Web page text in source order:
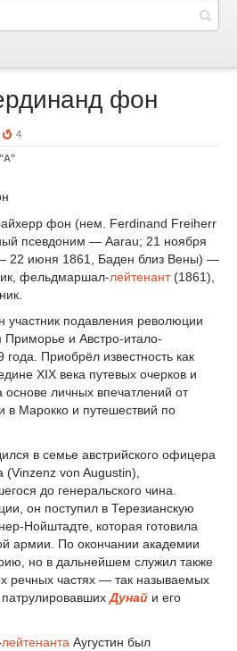
фон
4
"А"
фон (нем. Ferdinand Freiherr
псевдоним — Aarau; 21 ноября
22 июня 1861, Баден близ Вены) —
фельдмаршал-лейтенант(1861),
участник подавления революции
Приморье и Австро-итало-
Приобрёл известность как
XIX века путевых очерков и
личных впечатлений от
в Марокко и путешествий по
в семье австрийского офицера
von Augustin),
до генеральского чина.
он поступил в Терезианскую
Нойштадте, которая готовила
армии. По окончании академии
но в дальнейшем служил также
речных частях — так называемых
патрулировавшихДунай и его
лейтенанта Аугустин был